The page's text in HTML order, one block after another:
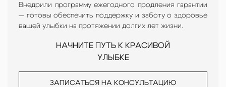
Внедрили программу ежегодного продления гарантии
— готовы обеспечить поддержку и заботу о здоровье
вашей улыбки на протяжении долгих лет жизни.
НАЧНИТЕ ПУТЬ К КРАСИВОЙ
УЛЫБКЕ
ЗАПИСАТЬСЯ НА КОНСУЛЬТАЦИЮ